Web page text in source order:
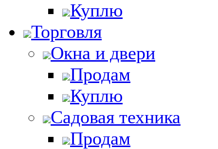
Куплю
Торговля
Окна и двери
Продам
Куплю
Садовая техника
Продам